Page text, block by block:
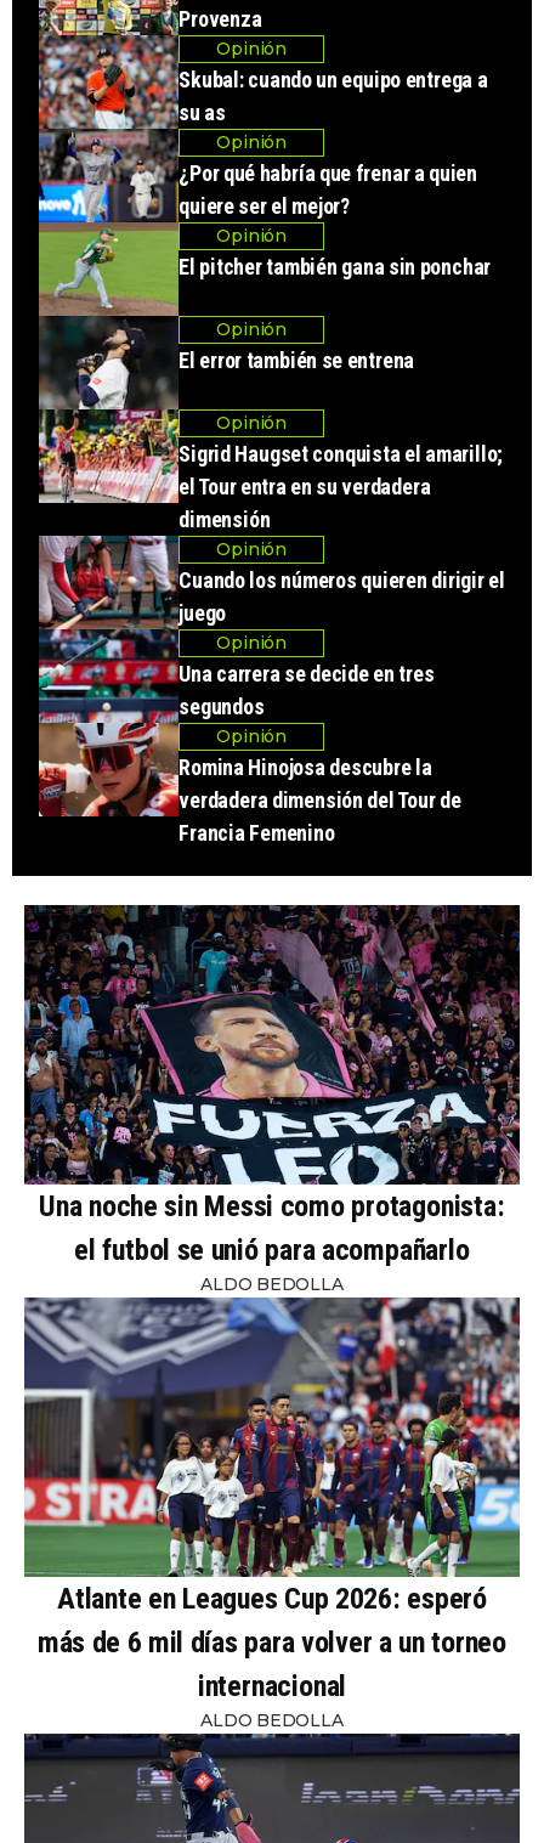
Provenza
Opinión
Skubal: cuando un equipo entrega a
su as
Opinión
¿Por qué habría que frenar a quien
quiere ser el mejor?
Opinión
El pitcher también gana sin ponchar
Opinión
El error también se entrena
Opinión
Sigrid Haugset conquista el amarillo;
el Tour entra en su verdadera
dimensión
Opinión
Cuando los números quieren dirigir el
juego
Opinión
Una carrera se decide en tres
segundos
Opinión
Romina Hinojosa descubre la
verdadera dimensión del Tour de
Francia Femenino
Una noche sin Messi como protagonista:
el futbol se unió para acompañarlo
ALDO BEDOLLA
Atlante en Leagues Cup 2026: esperó
más de 6 mil días para volver a un torneo
internacional
ALDO BEDOLLA